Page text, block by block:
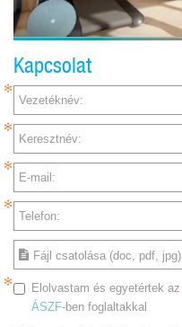
Kapcsolat
Vezetéknév:
Keresztnév:
E-mail:
Telefon:
Fájl csatolása (doc, pdf, jpg)
Elolvastam és egyetértek az
ÁSZF-ben foglaltakkal